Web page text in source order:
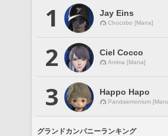
1 Jay Eins
Chocobo [Mana]
2 Ciel Cocco
Anima [Mana]
3 Happo Hapo
Pandaemonium
グランドカンパニーランキング